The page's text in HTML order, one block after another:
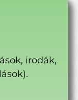
irodák,